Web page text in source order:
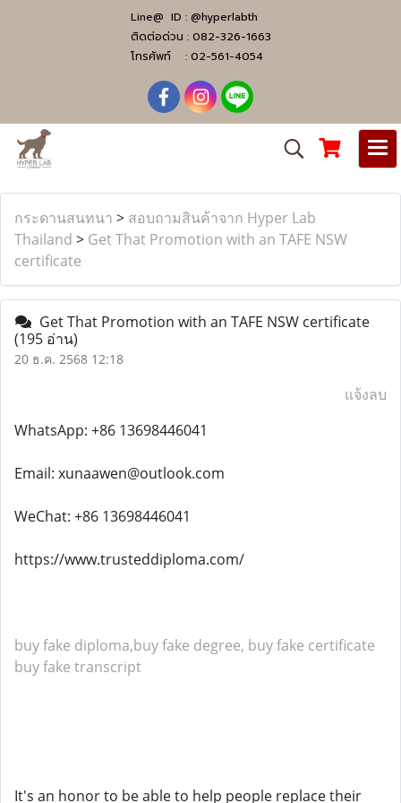
Line@ ID : @hyperlabth
ติดต่อด่วน : 082-326-1663
โทรศัพท์ : 02-561-4054
กระดานสนทนา > สอบถามสินค้าจาก Hyper Lab
Thailand > Get That Promotion with an TAFE NSW
certificate
Get That Promotion with an TAFE NSW certificate
(195 อ่าน)
20 ธ.ค. 2568 12:18
แจ้งลบ
WhatsApp: +86 13698446041
Email: xunaawen@outlook.com
WeChat: +86 13698446041
https://www.trusteddiploma.com/
buy fake diploma,buy fake degree, buy fake certificate
buy fake transcript
It's an honor to be able to help people replace their